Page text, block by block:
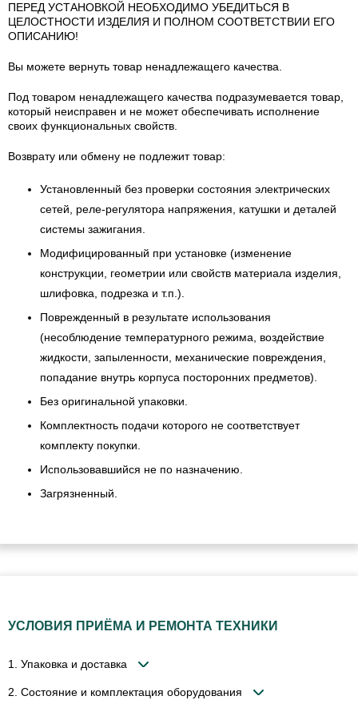
ПЕРЕД УСТАНОВКОЙ НЕОБХОДИМО УБЕДИТЬСЯ В
ЦЕЛОСТНОСТИ ИЗДЕЛИЯ И ПОЛНОМ СООТВЕТСТВИИ ЕГО
ОПИСАНИЮ!
Вы можете вернуть товар ненадлежащего качества.
Под товаром ненадлежащего качества подразумевается товар,
который неисправен и не может обеспечивать исполнение
своих функциональных свойств.
Возврату или обмену не подлежит товар:
Установленный без проверки состояния электрических
сетей, реле-регулятора напряжения, катушки и деталей
системы зажигания.
Модифицированный при установке (изменение
конструкции, геометрии или свойств материала изделия,
шлифовка, подрезка и т.п.).
Поврежденный в результате использования
(несоблюдение температурного режима, воздействие
жидкости, запыленности, механические повреждения,
попадание внутрь корпуса посторонних предметов).
Без оригинальной упаковки.
Комплектность подачи которого не соответствует
комплекту покупки.
Использовавшийся не по назначению.
Загрязненный.
УСЛОВИЯ ПРИЁМА И РЕМОНТА ТЕХНИКИ
1. Упаковка и доставка
2. Состояние и комплектация оборудования